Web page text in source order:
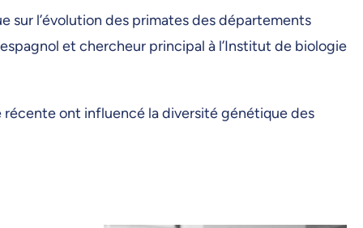
sur l’évolution des primates des départements
et chercheur principal à l’Institut de biologie
ont influencé la diversité génétique des